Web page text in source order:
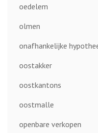
oedelem
olmen
onafhankelijke
oostakker
oostkantons
oostmalle
openbare verkopen